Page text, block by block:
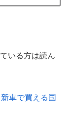
いる方は読ん
車で買える国